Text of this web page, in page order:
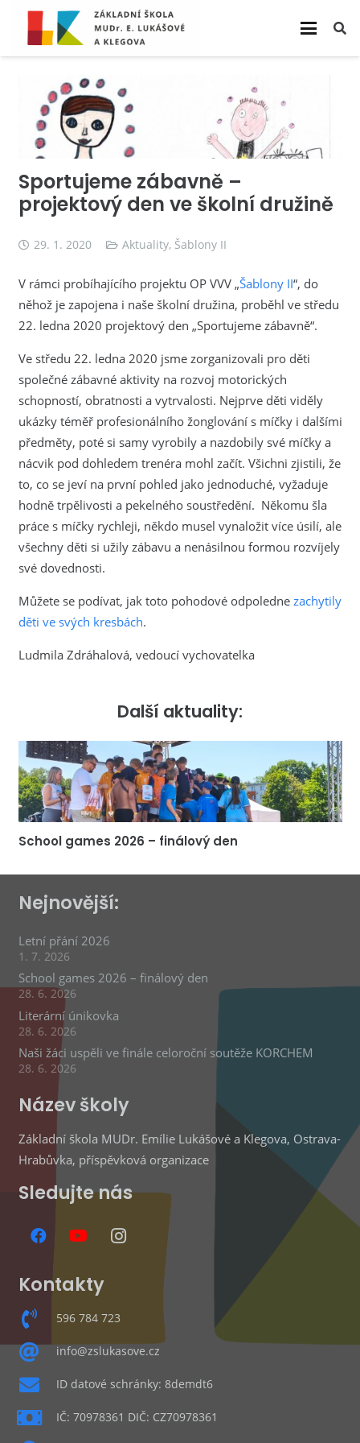
Sportujeme zábavně –
projektový den ve školní družině
29. 1. 2020 Aktuality, Šablony II
V rámci probíhajícího projektu OP VVV „Šablony II“, do
něhož je zapojena i naše školní družina, proběhl ve středu
22. ledna 2020 projektový den „Sportujeme zábavně“.
Ve středu 22. ledna 2020 jsme zorganizovali pro děti
společné zábavné aktivity na rozvoj motorických
schopností, obratnosti a vytrvalosti. Nejprve děti viděly
ukázky téměř profesionálního žonglování s míčky i dalšími
předměty, poté si samy vyrobily a nazdobily své míčky a
nácvik pod dohledem trenéra mohl začít. Všichni zjistili, že
to, co se jeví na první pohled jako jednoduché, vyžaduje
hodně trpělivosti a pekelného soustředění. Někomu šla
práce s míčky rychleji, někdo musel vynaložit více úsilí, ale
všechny děti si užily zábavu a nenásilnou formou rozvíjely
své dovednosti.
Můžete se podívat, jak toto pohodové odpoledne zachytily
děti ve svých kresbách.
Ludmila Zdráhalová, vedoucí vychovatelka
Další aktuality:
School games 2026 – finálový den
Nejnovější:
Letní přání 2026
1. 7. 2026
School games 2026 – finálový den
28. 6. 2026
Literární únikovka
28. 6. 2026
Naši žáci uspěli ve finále celoroční soutěže KORCHEM
28. 6. 2026
Název školy
Základní škola MUDr. Emílie Lukášové a Klegova, Ostrava-
Hrabůvka, příspěvková organizace
Sledujte nás
Kontakty
596 784 723
info@zslukasove.cz
ID datové schránky: 8demdt6
IČ: 70978361 DIČ: CZ70978361